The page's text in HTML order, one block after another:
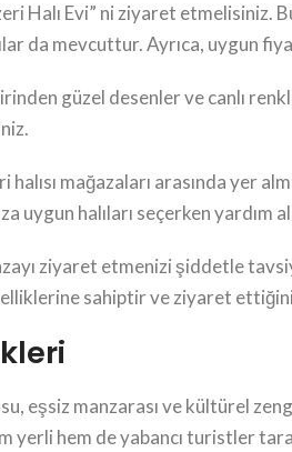
Halı Evi” ni ziyaret
da mevcuttur. Ayrıca, uygun
güzel desenler ve canlı
halısı mağazaları arasında yer
uygun halıları seçerken yardım
ziyaret etmenizi şiddetle
sahiptir ve ziyaret
eşsiz manzarası ve kültürel
yerli hem de yabancı turistler